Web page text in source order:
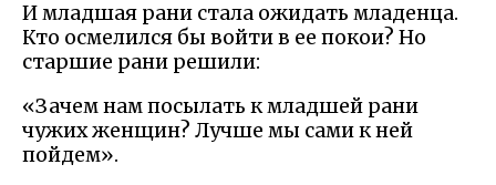
И младшая рани стала ожидать младенца.
Кто осмелился бы войти в ее покои? Но
старшие рани решили:
«Зачем нам посылать к младшей рани
чужих женщин? Лучше мы сами к ней
пойдем».